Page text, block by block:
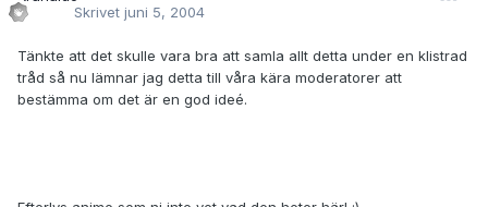
Skrivet juni 5, 2004
Tänkte att det skulle vara bra att samla allt detta under en klistrad
tråd så nu lämnar jag detta till våra kära moderatorer att
bestämma om det är en god ideé.